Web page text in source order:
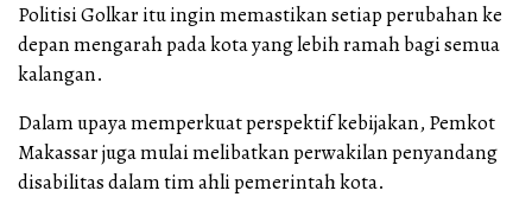
Politisi Golkar itu ingin memastikan setiap perubahan ke
depan mengarah pada kota yang lebih ramah bagi semua
kalangan.
Dalam upaya memperkuat perspektif kebijakan, Pemkot
Makassar juga mulai melibatkan perwakilan penyandang
disabilitas dalam tim ahli pemerintah kota.